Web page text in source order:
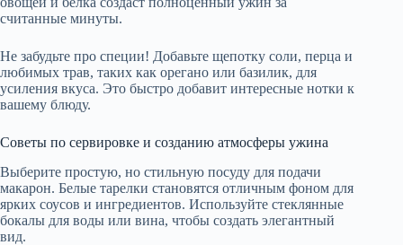
считанные минуты.
Не забудьте про специи! Добавьте щепотку соли, перца и
любимых трав, таких как орегано или базилик, для
усиления вкуса. Это быстро добавит интересные нотки к
вашему блюду.
Советы по сервировке и созданию атмосферы ужина
Выберите простую, но стильную посуду для подачи
макарон. Белые тарелки становятся отличным фоном для
ярких соусов и ингредиентов. Используйте стеклянные
бокалы для воды или вина, чтобы создать элегантный
вид.